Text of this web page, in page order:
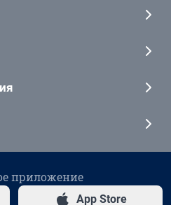
приложение
App Store